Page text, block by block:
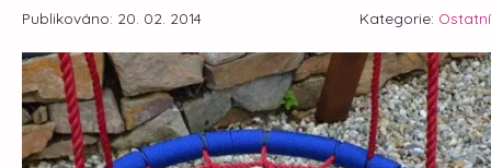
Publikováno: 20. 02. 2014 Kategorie: Ostatní